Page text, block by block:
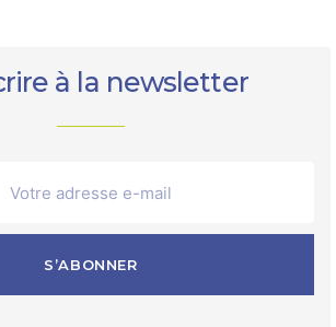
à la newsletter
S’ABONNER